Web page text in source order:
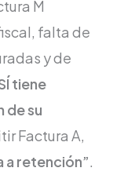
M
falta de
y de
tiene
de su
Factura A,
a retención”.